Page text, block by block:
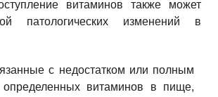
витаминов также может
патологических изменений в
с недостатком или полным
определенных витаминов в пище,